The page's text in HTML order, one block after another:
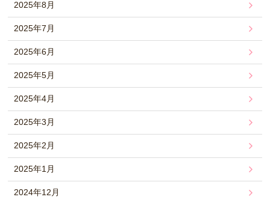
2025年8月
2025年7月
2025年6月
2025年5月
2025年4月
2025年3月
2025年2月
2025年1月
2024年12月